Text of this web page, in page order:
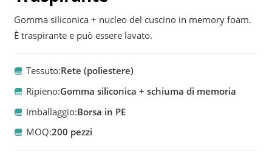
Gomma siliconica + nucleo del cuscino in memory foam.
È traspirante e può essere lavato.
Tessuto:Rete (poliestere)
Ripieno:Gomma siliconica + schiuma di memoria
Imballaggio:Borsa in PE
MOQ:200 pezzi